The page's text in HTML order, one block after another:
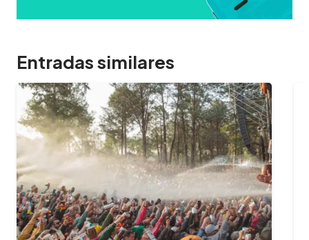
Entradas similares
09/02/2024
¿Cuántas horas dura el Oktoberfest
y cuál es…
¿Querés aprovechar al máximo tu experiencia
en el Oktoberfest? Te contamos cuánto dura
la fiesta, a qué hora es mejor…